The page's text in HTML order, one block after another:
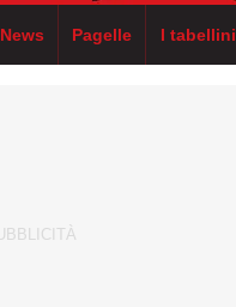
News Pagelle I tabellini